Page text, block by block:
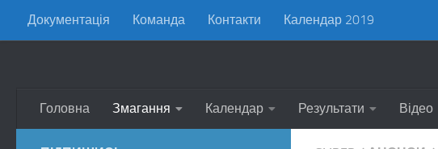
Skip to content
Документація Команда Контакти Календар 2019
Головна Змагання Календар Результати Відео